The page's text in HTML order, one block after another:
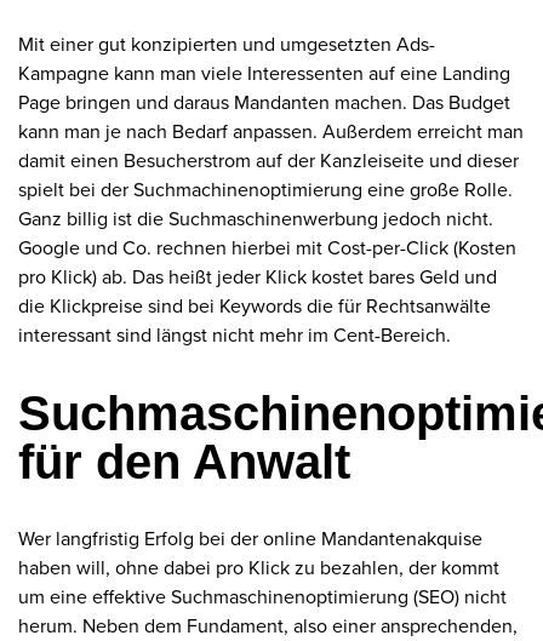
Mit einer gut konzipierten und umgesetzten Ads-
Kampagne kann man viele Interessenten auf eine Landing
Page bringen und daraus Mandanten machen. Das Budget
kann man je nach Bedarf anpassen. Außerdem erreicht man
damit einen Besucherstrom auf der Kanzleiseite und dieser
spielt bei der Suchmachinenoptimierung eine große Rolle.
Ganz billig ist die Suchmaschinenwerbung jedoch nicht.
Google und Co. rechnen hierbei mit Cost-per-Click (Kosten
pro Klick) ab. Das heißt jeder Klick kostet bares Geld und
die Klickpreise sind bei Keywords die für Rechtsanwälte
interessant sind längst nicht mehr im Cent-Bereich.
für den Anwalt
Wer langfristig Erfolg bei der online Mandantenakquise
haben will, ohne dabei pro Klick zu bezahlen, der kommt
um eine effektive Suchmaschinenoptimierung (SEO) nicht
herum. Neben dem Fundament, also einer ansprechenden,